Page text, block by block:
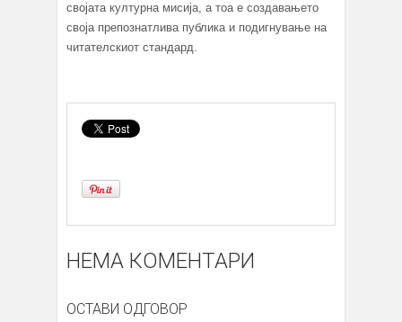
својата културна мисија, а тоа е создавањето
своја препознатлива публика и подигнување на
читателскиот стандард.
НЕМА КОМЕНТАРИ
ОСТАВИ ОДГОВОР